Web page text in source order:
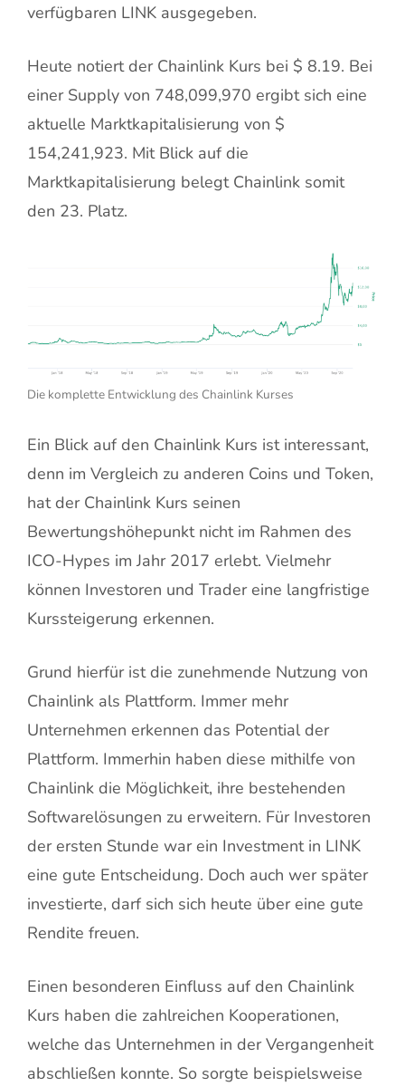
verfügbaren LINK ausgegeben.
Heute notiert der Chainlink Kurs bei $ 8.19. Bei
einer Supply von 748,099,970 ergibt sich eine
aktuelle Marktkapitalisierung von $
154,241,923. Mit Blick auf die
Marktkapitalisierung belegt Chainlink somit
den 23. Platz.
Die komplette Entwicklung des Chainlink Kurses
Ein Blick auf den Chainlink Kurs ist interessant,
denn im Vergleich zu anderen Coins und Token,
hat der Chainlink Kurs seinen
Bewertungshöhepunkt nicht im Rahmen des
ICO-Hypes im Jahr 2017 erlebt. Vielmehr
können Investoren und Trader eine langfristige
Kurssteigerung erkennen.
Grund hierfür ist die zunehmende Nutzung von
Chainlink als Plattform. Immer mehr
Unternehmen erkennen das Potential der
Plattform. Immerhin haben diese mithilfe von
Chainlink die Möglichkeit, ihre bestehenden
Softwarelösungen zu erweitern. Für Investoren
der ersten Stunde war ein Investment in LINK
eine gute Entscheidung. Doch auch wer später
investierte, darf sich sich heute über eine gute
Rendite freuen.
Einen besonderen Einfluss auf den Chainlink
Kurs haben die zahlreichen Kooperationen,
welche das Unternehmen in der Vergangenheit
abschließen konnte. So sorgte beispielsweise